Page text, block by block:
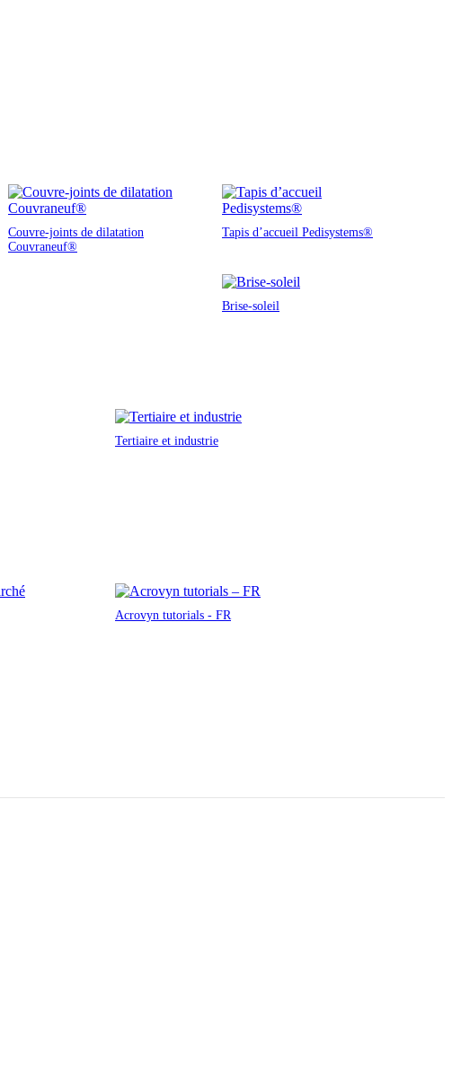
Couvre-joints de dilatation
Couvraneuf®
Tapis d’accueil Pedisystems®
Brise-soleil
Tertiaire et industrie
Acrovyn tutorials - FR